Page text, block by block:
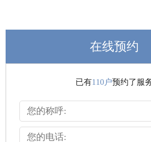
在线预约
已有110户预约了服